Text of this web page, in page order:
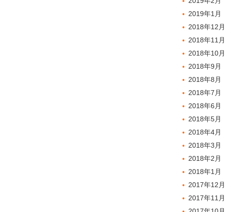
2019年1月
2018年12月
2018年11月
2018年10月
2018年9月
2018年8月
2018年7月
2018年6月
2018年5月
2018年4月
2018年3月
2018年2月
2018年1月
2017年12月
2017年11月